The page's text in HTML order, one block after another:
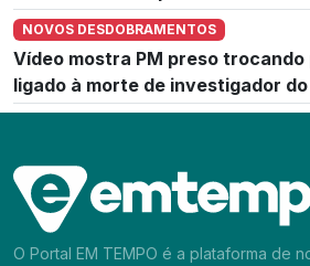
NOVOS DESDOBRAMENTOS
Vídeo mostra PM preso
ligado à morte de investigador
O Portal EM TEMPO é a plataforma de